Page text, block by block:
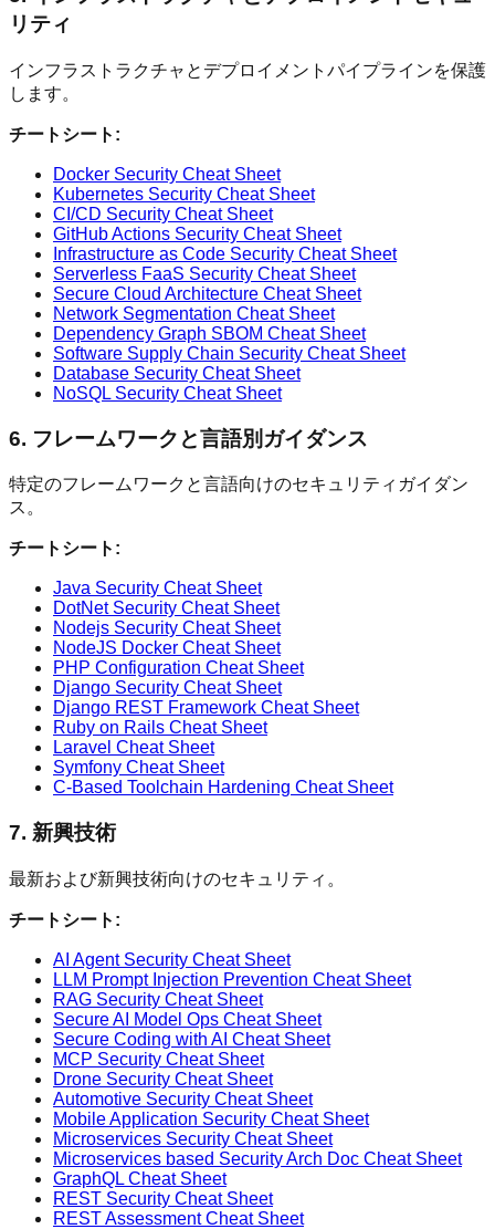
リティ
インフラストラクチャとデプロイメントパイプラインを保護
します。
チートシート:
Docker Security Cheat Sheet
Kubernetes Security Cheat Sheet
CI/CD Security Cheat Sheet
GitHub Actions Security Cheat Sheet
Infrastructure as Code Security Cheat Sheet
Serverless FaaS Security Cheat Sheet
Secure Cloud Architecture Cheat Sheet
Network Segmentation Cheat Sheet
Dependency Graph SBOM Cheat Sheet
Software Supply Chain Security Cheat Sheet
Database Security Cheat Sheet
NoSQL Security Cheat Sheet
6. フレームワークと言語別ガイダンス
特定のフレームワークと言語向けのセキュリティガイダン
ス。
チートシート:
Java Security Cheat Sheet
DotNet Security Cheat Sheet
Nodejs Security Cheat Sheet
NodeJS Docker Cheat Sheet
PHP Configuration Cheat Sheet
Django Security Cheat Sheet
Django REST Framework Cheat Sheet
Ruby on Rails Cheat Sheet
Laravel Cheat Sheet
Symfony Cheat Sheet
C-Based Toolchain Hardening Cheat Sheet
7. 新興技術
最新および新興技術向けのセキュリティ。
チートシート:
AI Agent Security Cheat Sheet
LLM Prompt Injection Prevention Cheat Sheet
RAG Security Cheat Sheet
Secure AI Model Ops Cheat Sheet
Secure Coding with AI Cheat Sheet
MCP Security Cheat Sheet
Drone Security Cheat Sheet
Automotive Security Cheat Sheet
Mobile Application Security Cheat Sheet
Microservices Security Cheat Sheet
Microservices based Security Arch Doc Cheat Sheet
GraphQL Cheat Sheet
REST Security Cheat Sheet
REST Assessment Cheat Sheet